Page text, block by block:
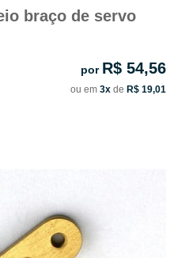
braço de servo
por R$ 54,56
ou em 3x de R$ 19,01